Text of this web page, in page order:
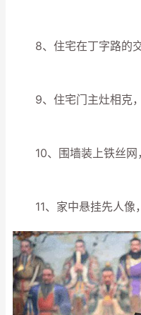
8、住宅在丁字路的交
9、住宅门主灶相克，
10、围墙装上铁丝网
11、家中悬挂先人像